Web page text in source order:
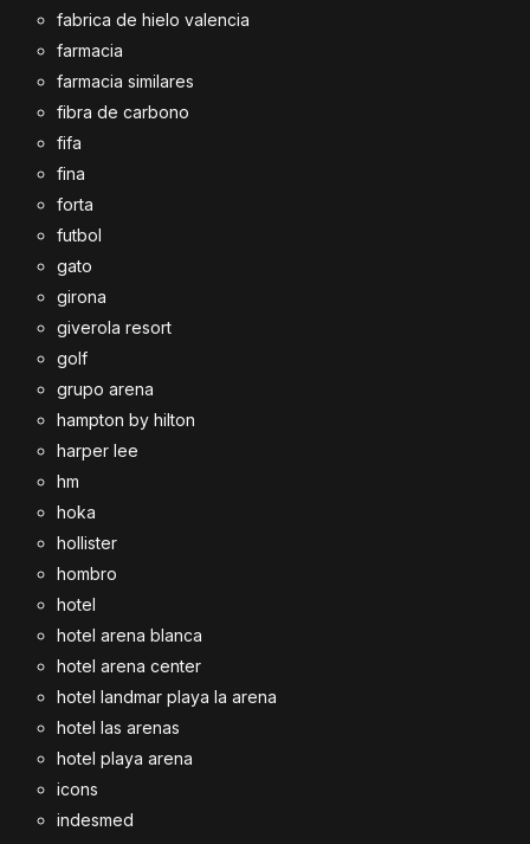
fabrica de hielo valencia
farmacia
farmacia similares
fibra de carbono
fifa
fina
forta
futbol
gato
girona
giverola resort
golf
grupo arena
hampton by hilton
harper lee
hm
hoka
hollister
hombro
hotel
hotel arena blanca
hotel arena center
hotel landmar playa la arena
hotel las arenas
hotel playa arena
icons
indesmed